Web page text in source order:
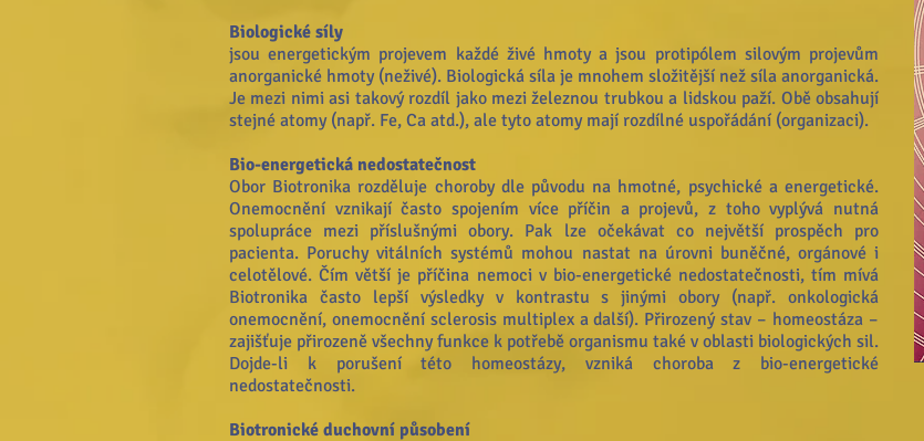
Biologické síly
jsou energetickým projevem každé živé hmoty a jsou protipólem silovým projevům
anorganické hmoty (neživé). Biologická síla je mnohem složitější než síla anorganická.
Je mezi nimi asi takový rozdíl jako mezi železnou trubkou a lidskou paží. Obě obsahují
stejné atomy (např. Fe, Ca atd.), ale tyto atomy mají rozdílné uspořádání (organizaci).
Bio-energetická nedostatečnost
Obor Biotronika rozděluje choroby dle původu na hmotné, psychické a energetické.
Onemocnění vznikají často spojením více příčin a projevů, z toho vyplývá nutná
spolupráce mezi příslušnými obory. Pak lze očekávat co největší prospěch pro
pacienta. Poruchy vitálních systémů mohou nastat na úrovni buněčné, orgánové i
celotělové. Čím větší je příčina nemoci v bio-energetické nedostatečnosti, tím mívá
Biotronika často lepší výsledky v kontrastu s jinými obory (např. onkologická
onemocnění, onemocnění sclerosis multiplex a další). Přirozený stav – homeostáza –
zajišťuje přirozeně všechny funkce k potřebě organismu také v oblasti biologických sil.
Dojde-li k porušení této homeostázy, vzniká choroba z bio-energetické
nedostatečnosti.
Biotronické duchovní působení